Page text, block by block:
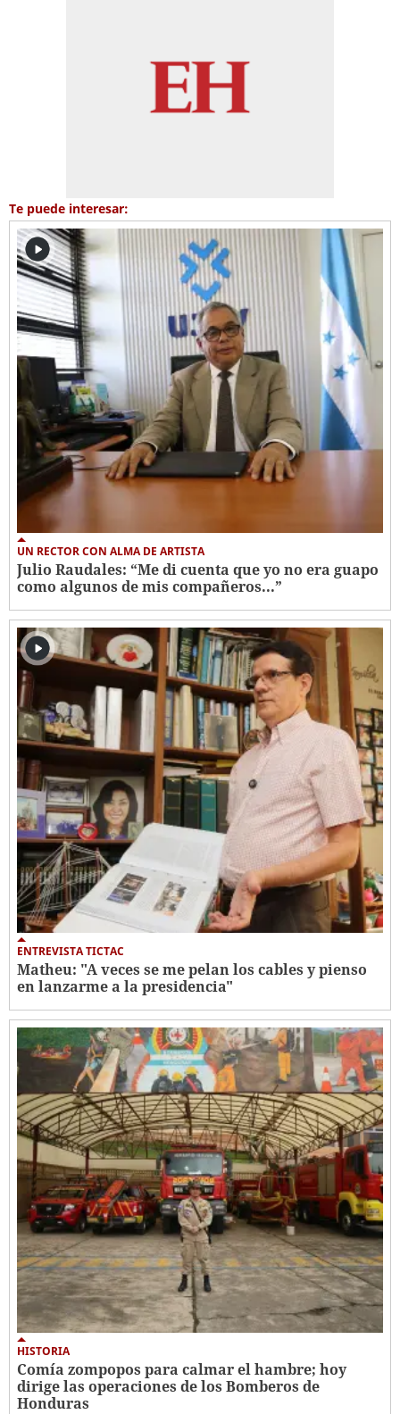
Te puede interesar:
UN RECTOR CON ALMA DE ARTISTA
Julio Raudales: “Me di cuenta que yo no era guapo
como algunos de mis compañeros...”
ENTREVISTA TICTAC
Matheu: "A veces se me pelan los cables y pienso
en lanzarme a la presidencia"
HISTORIA
Comía zompopos para calmar el hambre; hoy
dirige las operaciones de los Bomberos de
Honduras